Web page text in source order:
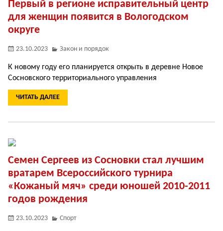
Первый в регионе исправительный центр
для женщин появится в Вологодском
округе
23.10.2023 Закон и порядок
К новому году его планируется открыть в деревне Новое
Сосновского территориального управления
ЧИТАТЬ ДАЛЕЕ
Семен Сергеев из Сосновки стал лучшим
вратарем Всероссийского турнира
«Кожаный мяч» среди юношей 2010-2011
годов рождения
23.10.2023 Спорт